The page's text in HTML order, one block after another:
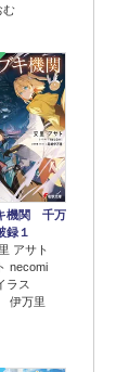
む
機関 千万
録１
アサト
necomi
ラス
伊万里